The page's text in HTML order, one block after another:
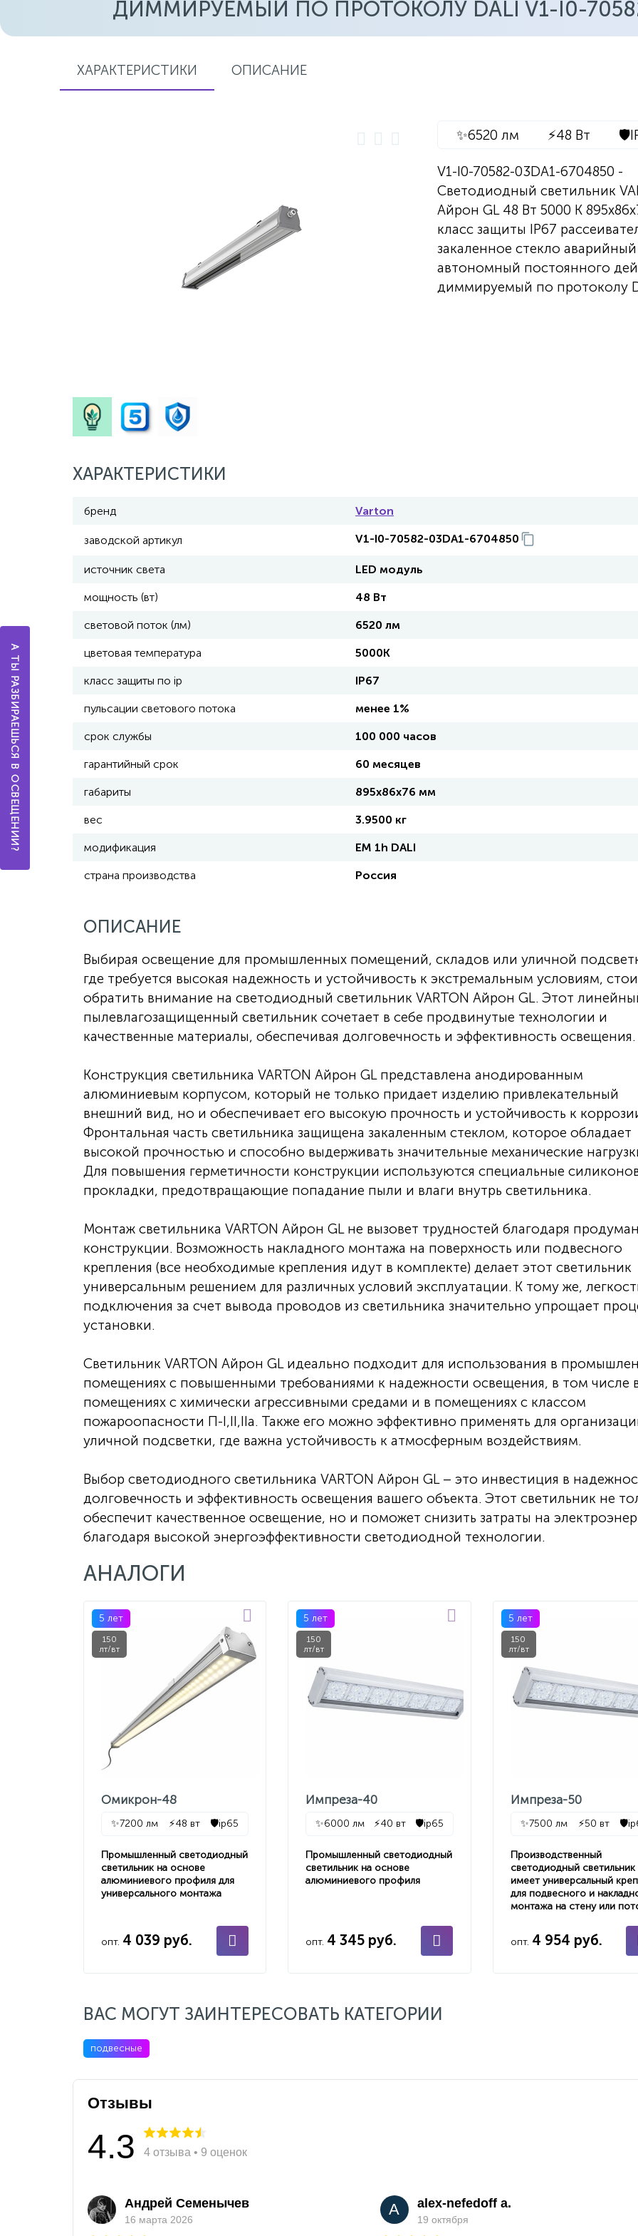
ДИММИРУЕМЫЙ ПО ПРОТОКОЛУ DALI V1-I0-
ХАРАКТЕРИСТИКИ ОПИСАНИЕ
✨6520 лм ⚡48 Вт 🛡️
V1-I0-70582-03DA1-6704850 -
Светодиодный светильник
Айрон GL 48 Вт 5000 K
класс защиты IP67
закаленное стекло аварийный
автономный постоянного
диммируемый по протоколу
ХАРАКТЕРИСТИКИ
бренд Varton
заводской артикул V1-I0-70582-03DA1-6704850
источник света LED модуль
мощность (вт) 48 Вт
световой поток (лм) 6520 лм
цветовая температура 5000K
класс защиты по ip IP67
пульсации светового потока менее 1%
срок службы 100 000 часов
гарантийный срок 60 месяцев
габариты 895х86х76 мм
вес 3.9500 кг
модификация EM 1h DALI
страна производства Россия
ОПИСАНИЕ
Выбирая освещение для промышленных помещений, складов или уличной
где требуется высокая надежность и устойчивость к экстремальным условиям,
обратить внимание на светодиодный светильник VARTON Айрон GL. Этот
пылевлагозащищенный светильник сочетает в себе продвинутые технологии и
качественные материалы, обеспечивая долговечность и эффективность освещения.
Конструкция светильника VARTON Айрон GL представлена анодированным
алюминиевым корпусом, который не только придает изделию привлекательный
внешний вид, но и обеспечивает его высокую прочность и устойчивость к
Фронтальная часть светильника защищена закаленным стеклом, которое обладает
высокой прочностью и способно выдерживать значительные механические
Для повышения герметичности конструкции используются специальные
прокладки, предотвращающие попадание пыли и влаги внутрь светильника.
Монтаж светильника VARTON Айрон GL не вызовет трудностей благодаря
конструкции. Возможность накладного монтажа на поверхность или подвесного
крепления (все необходимые крепления идут в комплекте) делает этот светильник
универсальным решением для различных условий эксплуатации. К тому же,
подключения за счет вывода проводов из светильника значительно упрощает
установки.
Светильник VARTON Айрон GL идеально подходит для использования в
помещениях с повышенными требованиями к надежности освещения, в том числе
помещениях с химически агрессивными средами и в помещениях с классом
пожароопасности П-I,II,IIа. Также его можно эффективно применять для
уличной подсветки, где важна устойчивость к атмосферным воздействиям.
Выбор светодиодного светильника VARTON Айрон GL – это инвестиция в
долговечность и эффективность освещения вашего объекта. Этот светильник не
обеспечит качественное освещение, но и поможет снизить затраты на
благодаря высокой энергоэффективности светодиодной технологии.
АНАЛОГИ
5 лет
150
лт/вт
Омикрон-48
✨7200 лм ⚡48 вт 🛡️ip65
Промышленный светодиодный
светильник на основе
алюминиевого профиля для
универсального монтажа
опт. 4 039 руб.
5 лет
150
лт/вт
Импреза-40
✨6000 лм ⚡40 вт 🛡️ip65
Промышленный светодиодный
светильник на основе
алюминиевого профиля
опт. 4 345 руб.
5 лет
150
лт/вт
Импреза-50
✨7500 лм ⚡50 вт 🛡️
Производственный
светодиодный светильник
имеет универсальный
для подвесного и
монтажа на стену или
опт. 4 954 руб.
ВАС МОГУТ ЗАИНТЕРЕСОВАТЬ КАТЕГОРИИ
подвесные
Отзывы
4.3 4 отзыва • 9 оценок
Андрей Семенычев
16 марта 2026
A alex-nefedoff a.
19 октября
А ТЫ РАЗБИРАЕШЬСЯ В ОСВЕЩЕНИИ?